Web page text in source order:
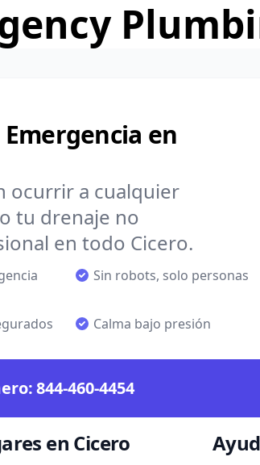
en
ocurrir a cualquier
tu drenaje no
en todo Cicero.
Sin robots, solo personas
Calma bajo presión
844-460-4454
en Cicero